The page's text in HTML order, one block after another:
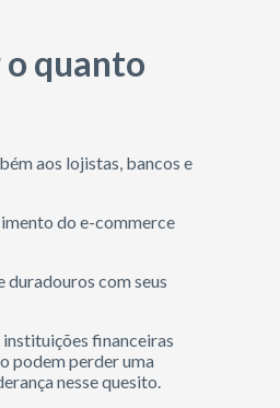
o quanto
aos lojistas, bancos e
do e-commerce
com seus
instituições financeiras
podem perder uma
nesse quesito.